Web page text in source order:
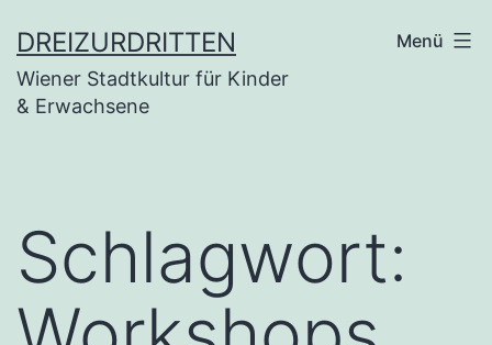
Inhalt
springen
DREIZURDRITTEN
Wiener Stadtkultur für Kinder
& Erwachsene
Menü
Schlagwort: